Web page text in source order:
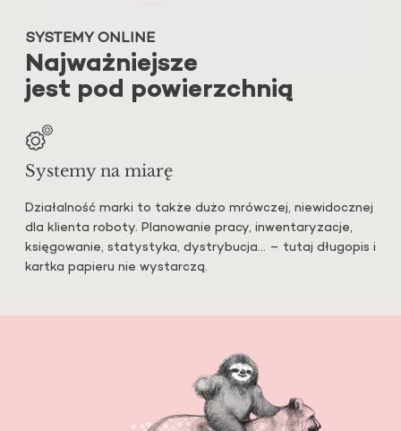
SYSTEMY ONLINE
Najważniejsze
jest pod powierzchnią
Systemyna miarę
Działalność marki to także dużo mrówczej, niewidocznej
dla klienta roboty. Planowanie pracy, inwentaryzacje,
księgowanie, statystyka, dystrybucja… – tutaj długopis i
kartka papieru nie wystarczą.